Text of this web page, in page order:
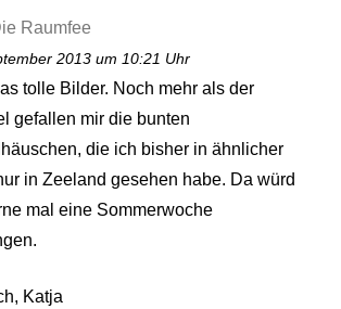
Raumfee
2013 um 10:21 Uhr
tolle Bilder. Noch mehr als der
gefallen mir die bunten
die ich bisher in ähnlicher
in Zeeland gesehen habe. Da würd
mal eine Sommerwoche
Katja